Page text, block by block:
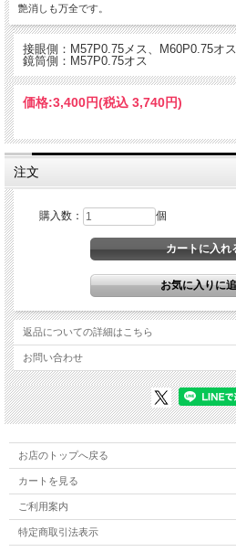
艶消しも万全です。
接眼側：M57P0.75メス、M60P0.75オス
鏡筒側：M57P0.75オス
価格:3,400円(税込 3,740円)
注文
購入数： 個
返品についての詳細はこちら
お問い合わせ
お店のトップへ戻る
カートを見る
ご利用案内
特定商取引法表示